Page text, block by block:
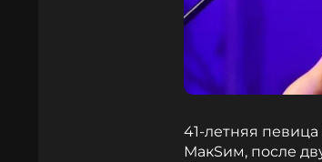
41-летняя
МакSим, после